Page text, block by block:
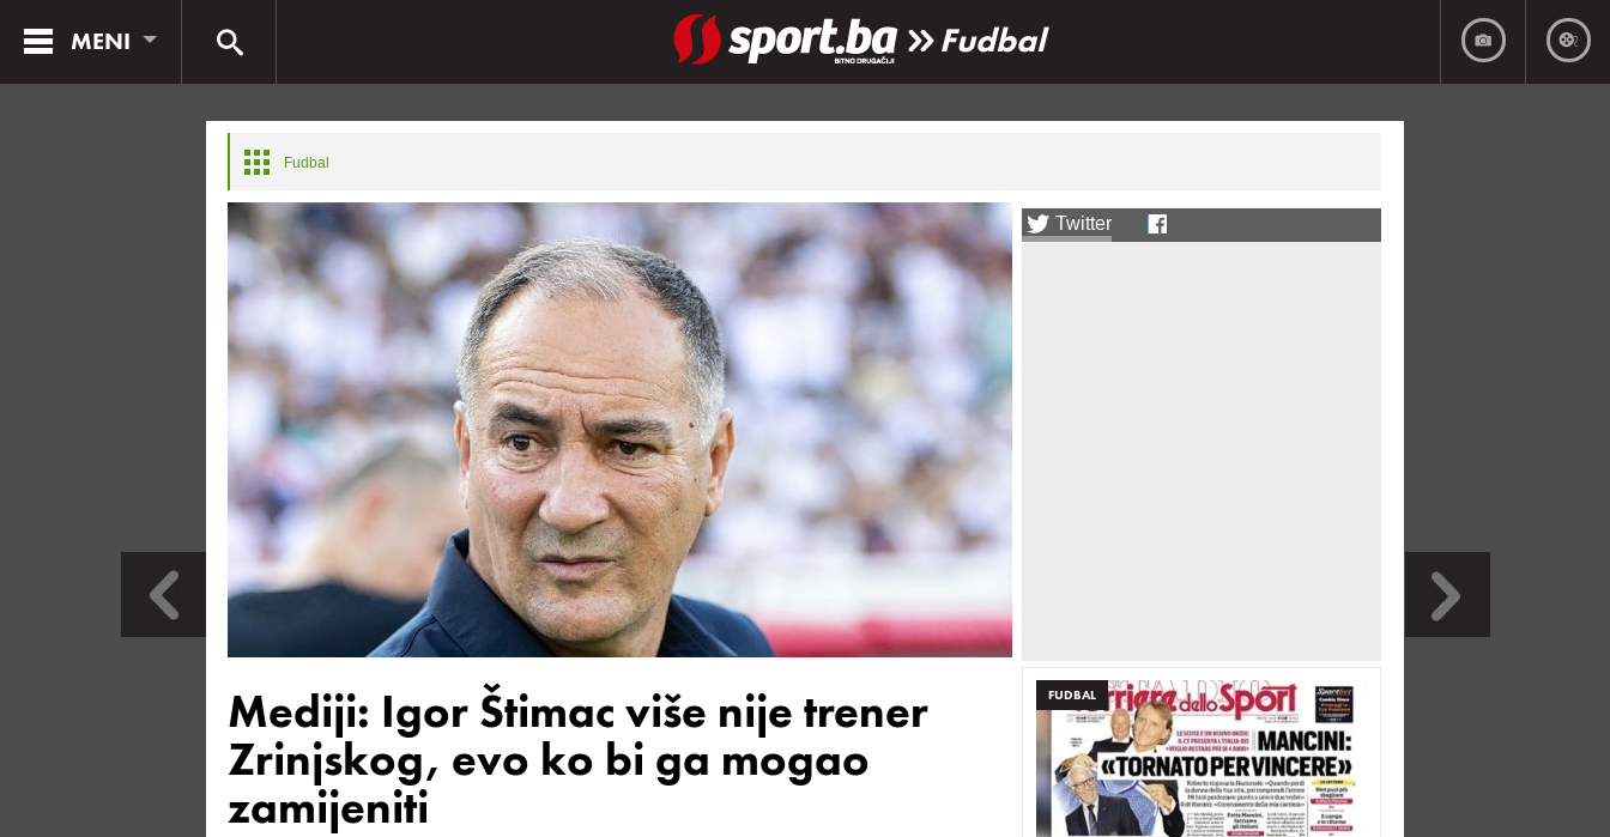
MENI Fudbal
Fudbal
Mediji: Igor Štimac više nije trener
Zrinjskog, evo ko bi ga mogao
zamijeniti
Twitter
FUDBAL